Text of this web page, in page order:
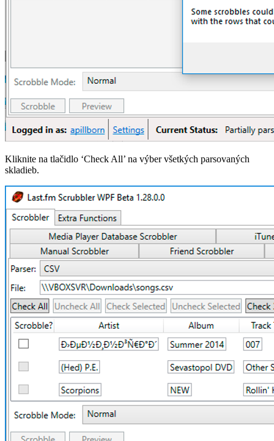
Kliknite na tlačidlo ‘Check All’ na výber všetkých parsovaných
skladieb.